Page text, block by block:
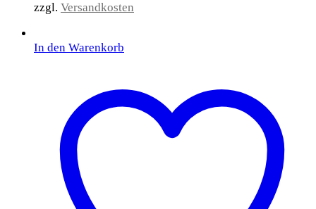
zzgl. Versandkosten
In den Warenkorb